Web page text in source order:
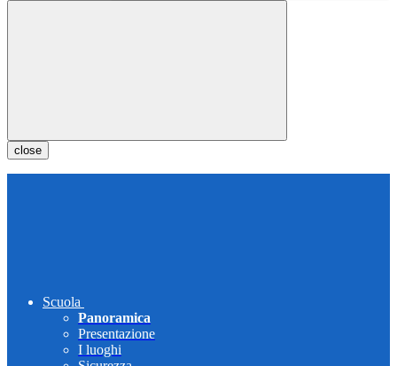
close
Scuola
Panoramica
Presentazione
I luoghi